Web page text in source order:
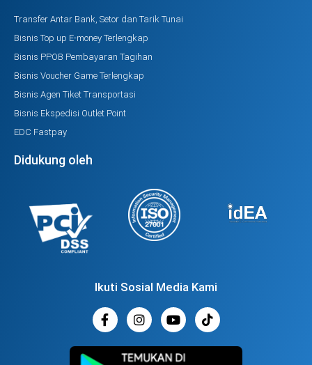
Transfer Antar Bank, Setor dan Tarik Tunai
Bisnis Top up E-money Terlengkap
Bisnis PPOB Pembayaran Tagihan
Bisnis Voucher Game Terlengkap
Bisnis Agen Tiket Transportasi
Bisnis Ekspedisi Outlet Point
EDC Fastpay
Didukung oleh
Ikuti Sosial Media Kami